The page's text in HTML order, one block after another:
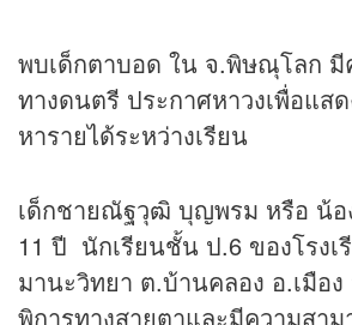
พบเด็กตาบอด ใน จ.พิษณุโลก มี
ทางดนตรี ประกาศหาวงเพื่อแส
หารายได้ระหว่างเรียน
เด็กชายณัฐวุฒิ บุญพรม หรือ น้อ
11 ปี นักเรียนชั้น ป.6 ของโรงเ
มานะวิทยา ต.บ้านคลอง อ.เมือ
พิการทางสายตาและมีความสา